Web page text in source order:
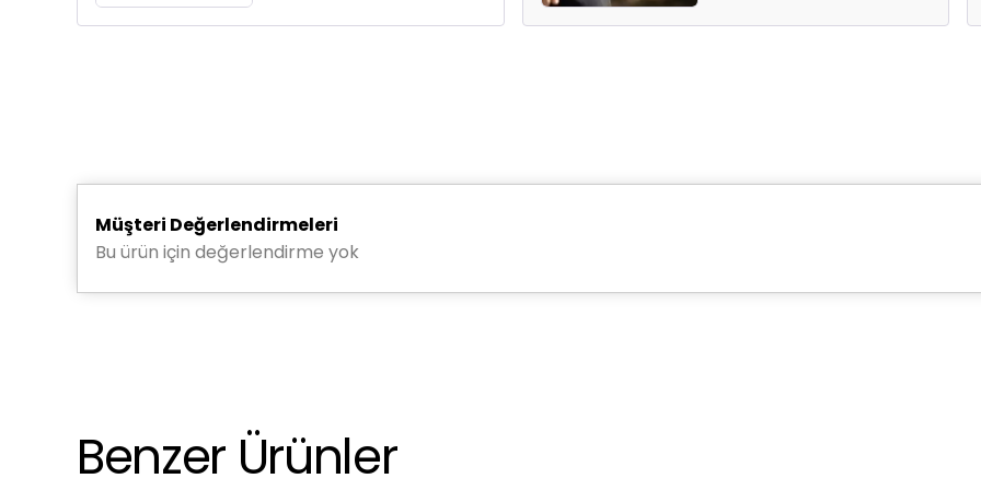
Müşteri Değerlendirmeleri
Bu ürün için değerlendirme yok
Benzer Ürünler